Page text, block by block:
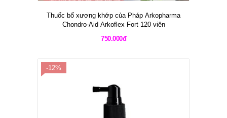
Thuốc bổ xương khớp của Pháp Arkopharma
Chondro-Aid Arkoflex Fort 120 viên
750.000đ
-12%